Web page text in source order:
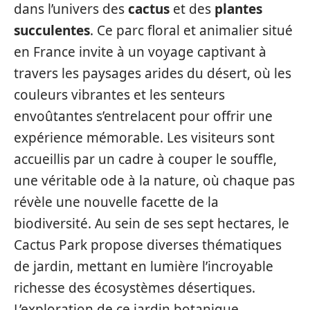
dans l’univers descactus et des plantes
succulentes. Ce parc floral et animalier situé
en France invite à un voyage captivant à
travers les paysages arides du désert, où les
couleurs vibrantes et les senteurs
envoûtantes s’entrelacent pour offrir une
expérience mémorable. Les visiteurs sont
accueillis par un cadre à couper le souffle,
une véritable ode à la nature, où chaque pas
révèle une nouvelle facette de la
biodiversité. Au sein de ses sept hectares, le
Cactus Park propose diverses thématiques
de jardin, mettant en lumière l’incroyable
richesse des écosystèmes désertiques.